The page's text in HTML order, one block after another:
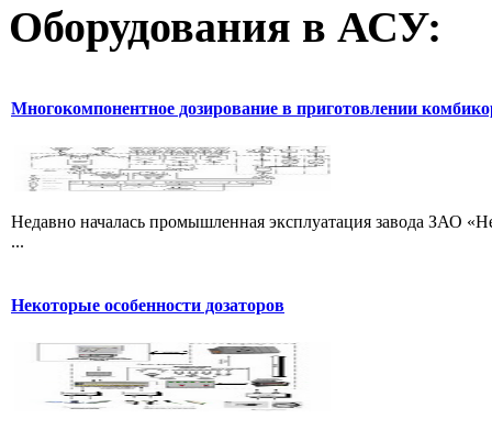
Оборудования в АСУ:
Многокомпонентное дозирование в приготовлении
Недавно началась промышленная эксплуатация завода ЗАО
...
Некоторые особенности дозаторов